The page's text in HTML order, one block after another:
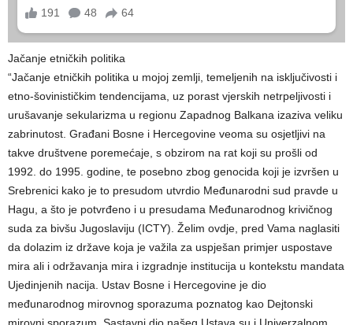
Jačanje etničkih politika
“Jačanje etničkih politika u mojoj zemlji, temeljenih na isključivosti i
etno-šovinističkim tendencijama, uz porast vjerskih netrpeljivosti i
urušavanje sekularizma u regionu Zapadnog Balkana izaziva veliku
zabrinutost. Građani Bosne i Hercegovine veoma su osjetljivi na
takve društvene poremećaje, s obzirom na rat koji su prošli od
1992. do 1995. godine, te posebno zbog genocida koji je izvršen u
Srebrenici kako je to presudom utvrdio Međunarodni sud pravde u
Hagu, a što je potvrđeno i u presudama Međunarodnog krivičnog
suda za bivšu Jugoslaviju (ICTY). Želim ovdje, pred Vama naglasiti
da dolazim iz države koja je važila za uspješan primjer uspostave
mira ali i održavanja mira i izgradnje institucija u kontekstu mandata
Ujedinjenih nacija. Ustav Bosne i Hercegovine je dio
međunarodnog mirovnog sporazuma poznatog kao Dejtonski